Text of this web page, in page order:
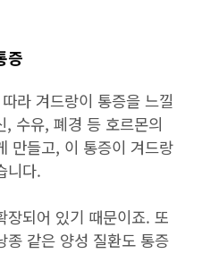
증
라 겨드랑이 통증을 느낄
수유, 폐경 등 호르몬의
만들고, 이 통증이 겨드랑
니다.
장되어 있기 때문이죠. 또
종 같은 양성 질환도 통증